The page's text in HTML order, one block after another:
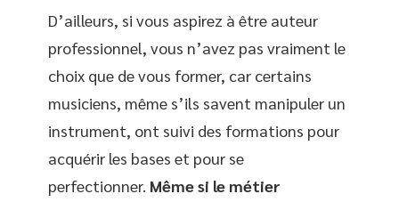
D’ailleurs, si vous aspirez à être auteur
professionnel, vous n’avez pas vraiment le
choix que de vous former, car certains
musiciens, même s’ils savent manipuler un
instrument, ont suivi des formations pour
acquérir les bases et pour se
perfectionner. Même si le métier